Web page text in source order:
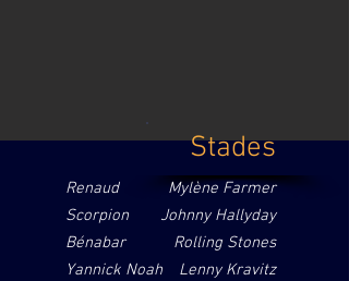
Stades
Renaud
Scorpion
Bénabar
Yannick Noah
Mylène Farmer
Johnny Hallyday
Rolling Stones
Lenny Kravitz